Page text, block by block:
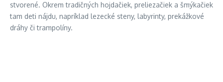
stvorené. Okrem tradičných hojdačiek, preliezačiek a šmýkačiek
tam deti nájdu, napríklad lezecké steny, labyrinty, prekážkové
dráhy či trampolíny.